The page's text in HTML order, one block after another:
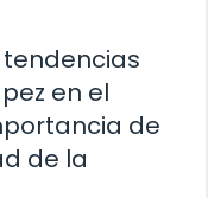
en el
de
de la